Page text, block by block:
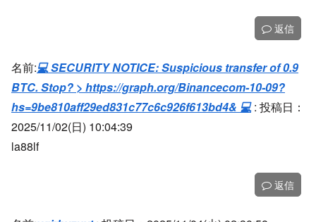
返信
名前:💻 SECURITY NOTICE: Suspicious transfer of 0.9
BTC. Stop? > https://graph.org/Binancecom-10-09?
hs=9be810aff29ed831c77c6c926f613bd4& 💻: 投稿日：
2025/11/02(日) 10:04:39
la88lf
返信